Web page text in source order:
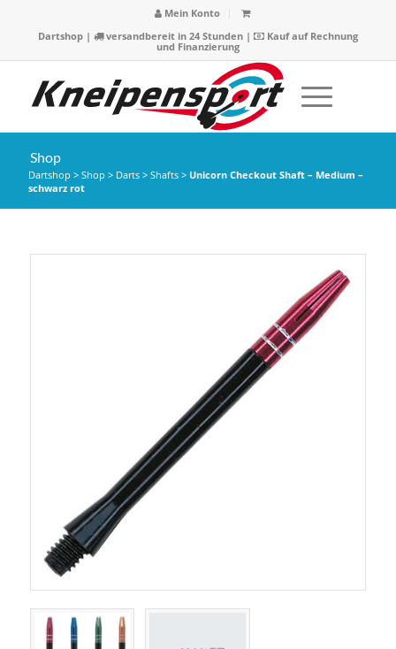
Mein Konto
Dartshop| versandbereit in 24 Stunden |
Kauf auf Rechnung
und Finanzierung
Shop
Dartshop > Shop > Darts> Shafts> Unicorn Checkout Shaft – Medium –
schwarz rot